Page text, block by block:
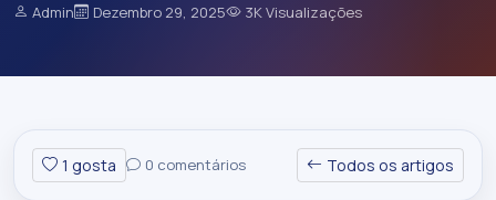
Admin Dezembro 29, 2025 3K Visualizações
1 gosta 0 comentários Todos os artigos